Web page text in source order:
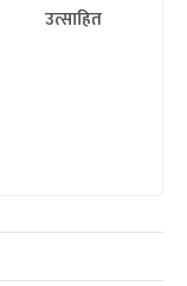
उत्साहित